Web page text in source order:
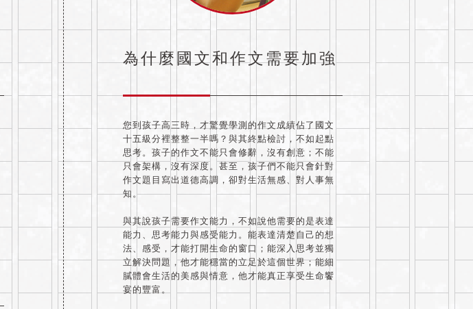
為什麼國文和作文需要加強
您到孩子高三時，才驚覺學測的作文成績佔了國文
十五級分裡整整一半嗎？與其終點檢討，不如起點
思考。孩子的作文不能只會修辭，沒有創意；不能
只會架構，沒有深度。甚至，孩子們不能只會針對
作文題目寫出道德高調，卻對生活無感、對人事無
知。
與其說孩子需要作文能力，不如說他需要的是表達
能力、思考能力與感受能力。能表達清楚自己的想
法、感受，才能打開生命的窗口；能深入思考並獨
立解決問題，他才能穩當的立足於這個世界；能細
膩體會生活的美感與情意，他才能真正享受生命饗
宴的豐富。